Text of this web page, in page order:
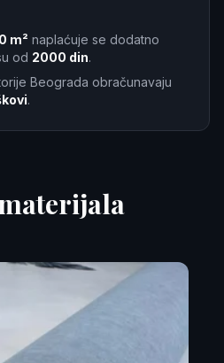
m² naplaćuje se dodatno
od 2000 din.
Beograda obračunavaju
.